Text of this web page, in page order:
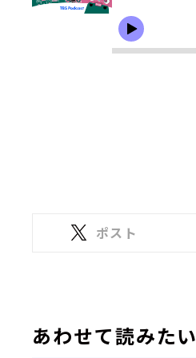
ポスト
あわせて読みたい